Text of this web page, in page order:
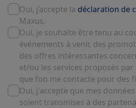
Oui, j’accepte la déclaration de
Maxus.
Oui, je souhaite être tenu au
événements à venir, des
des offres intéressantes
et/ou les services proposés par
que l’on me contacte pour des
Oui, j'accepte que mes
soient transmises à des